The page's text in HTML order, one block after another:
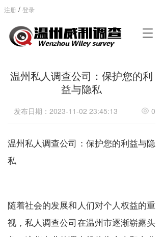
注册 / 登录
T
l
e
v
a
温州私人调查公司：保护您的利
益与隐私
发布日期：2023-11-02 23:45:13 0
温州私人调查公司：保护您的利益与隐
私
随着社会的发展和人们对个人权益的重
视，私人调查公司在温州市逐渐崭露头